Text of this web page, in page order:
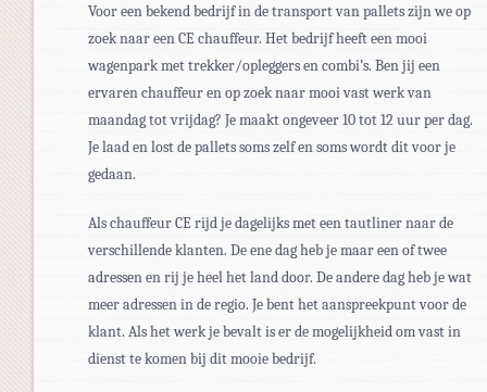
Voor een bekend bedrijf in de transport van pallets zijn we op
zoek naar een CE chauffeur. Het bedrijf heeft een mooi
wagenpark met trekker/opleggers en combi’s. Ben jij een
ervaren chauffeur en op zoek naar mooi vast werk van
maandag tot vrijdag? Je maakt ongeveer 10 tot 12 uur per dag.
Je laad en lost de pallets soms zelf en soms wordt dit voor je
gedaan.
Als chauffeur CE rijd je dagelijks met een tautliner naar de
verschillende klanten. De ene dag heb je maar een of twee
adressen en rij je heel het land door. De andere dag heb je wat
meer adressen in de regio. Je bent het aanspreekpunt voor de
klant. Als het werk je bevalt is er de mogelijkheid om vast in
dienst te komen bij dit mooie bedrijf.